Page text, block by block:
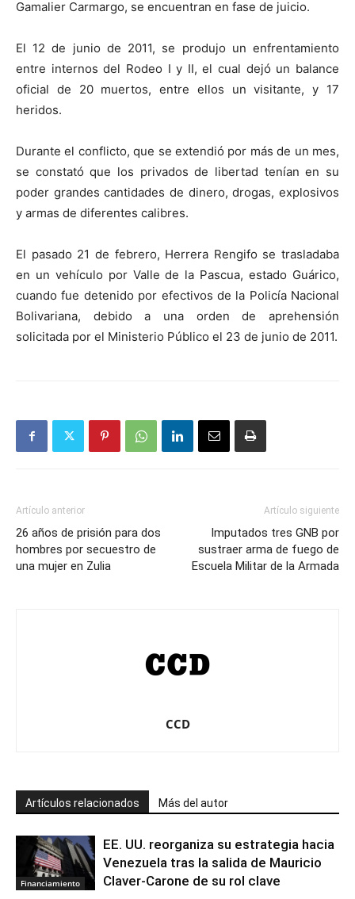
Gamalier Carmargo, se encuentran en fase de juicio.
El 12 de junio de 2011, se produjo un enfrentamiento
entre internos del Rodeo I y II, el cual dejó un balance
oficial de 20 muertos, entre ellos un visitante, y 17
heridos.
Durante el conflicto, que se extendió por más de un mes,
se constató que los privados de libertad tenían en su
poder grandes cantidades de dinero, drogas, explosivos
y armas de diferentes calibres.
El pasado 21 de febrero, Herrera Rengifo se trasladaba
en un vehículo por Valle de la Pascua, estado Guárico,
cuando fue detenido por efectivos de la Policía Nacional
Bolivariana, debido a una orden de aprehensión
solicitada por el Ministerio Público el 23 de junio de 2011.
Artículo anterior
26 años de prisión para dos
hombres por secuestro de
una mujer en Zulia
Artículo siguiente
Imputados tres GNB por
sustraer arma de fuego de
Escuela Militar de la Armada
CCD
Artículos relacionados Más del autor
Financiamiento
EE. UU. reorganiza su estrategia hacia
Venezuela tras la salida de Mauricio
Claver-Carone de su rol clave